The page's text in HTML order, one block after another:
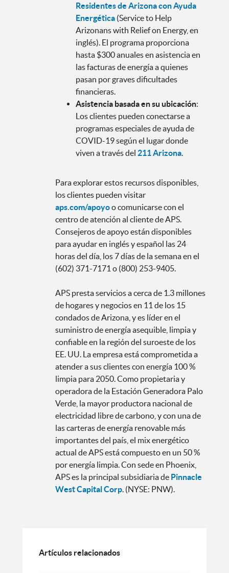
Residentes de Arizona con Ayuda
Energética (Service to Help
Arizonans with Relief on Energy, en
inglés). El programa proporciona
hasta $300 anuales en asistencia en
las facturas de energía a quienes
pasan por graves dificultades
financieras.
Asistencia basada en su ubicación:
Los clientes pueden conectarse a
programas especiales de ayuda de
COVID-19 según el lugar donde
viven a través del 211 Arizona
Para explorar estos recursos disponibles,
los clientes pueden visitar
aps.com/apoyoo comunicarse con el
centro de atención al cliente de APS.
Consejeros de apoyo están disponibles
para ayudar en inglés y español las 24
horas del día, los 7 días de la semana en el
(602) 371-7171 o (800) 253-9405.
APS presta servicios a cerca de 1.3 millones
de hogares y negocios en 11 de los 15
condados de Arizona, y es líder en el
suministro de energía asequible, limpia y
confiable en la región del suroeste de los
EE. UU. La empresa está comprometida a
atender a sus clientes con energía 100 %
limpia para 2050. Como propietaria y
operadora de la Estación Generadora Palo
Verde, la mayor productora nacional de
electricidad libre de carbono, y con una de
las carteras de energía renovable más
importantes del país, el mix energético
actual de APS está compuesto en un 50 %
por energía limpia. Con sede en Phoenix,
APS es la principal subsidiaria de Pinnacle
West Capital Corp . (NYSE: PNW).
Artículos relacionados